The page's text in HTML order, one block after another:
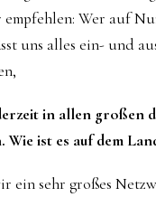
Wer auf
uns alles ein- und
in allen großen
Wie ist es auf dem
ein sehr großes